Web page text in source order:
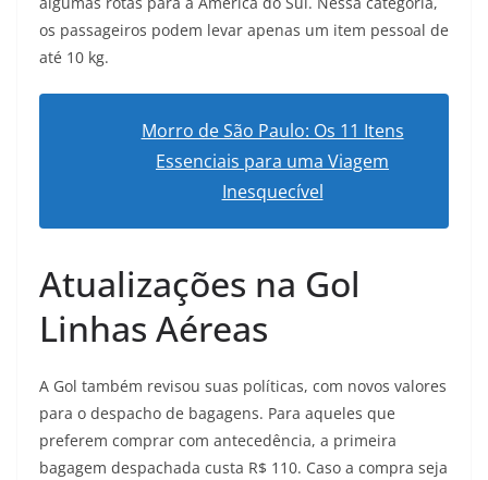
os passageiros podem levar apenas um item pessoal de
até 10 kg.
Morro de São Paulo: Os 11 Itens
Essenciais para uma Viagem
Inesquecível
Atualizações na Gol
Linhas Aéreas
A Gol também revisou suas políticas, com novos valores
para o despacho de bagagens. Para aqueles que
preferem comprar com antecedência, a primeira
bagagem despachada custa R$ 110. Caso a compra seja